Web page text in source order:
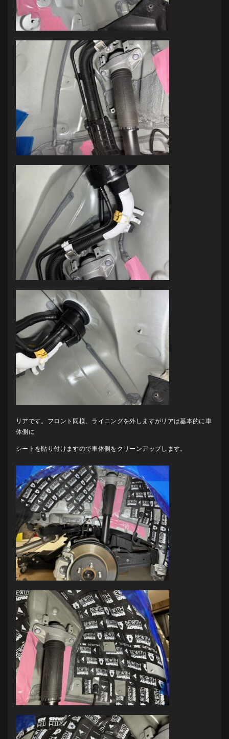
リアです。フロント同様、ライニングを外しますがリアは基本的に車
体側に
シートを貼り付けますので車体側をクリーンアップします。